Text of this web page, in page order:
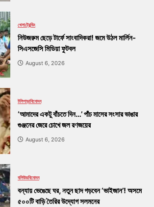
খেলাট্রেন্ডিং
নিউজরুম ছেড়ে টার্ফে সাংবাদিকরা! জমে উঠল মার্লিন-
সিএসজেসি মিডিয়া ফুটবল
August 6, 2026
টলিপাড়াবিনোদন
‘আমাদের একটু বাঁচতে দিন…’ পাঁচ মাসের সংসার ভাঙার
গুঞ্জনের জেরে চোখে জল রণজয়ের
August 6, 2026
বলিউডবিনোদন
বন্যায় ভেঙেছে ঘর, নতুন ছাদ গড়বেন ‘ভাইজান’! অসমে
৫০০টি বাড়ি তৈরির উদ্যোগ সলমনের